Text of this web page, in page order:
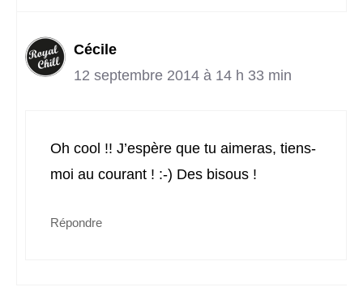
Cécile
12 septembre 2014 à 14 h 33 min
Oh cool !! J’espère que tu aimeras, tiens-
moi au courant ! :-) Des bisous !
Répondre